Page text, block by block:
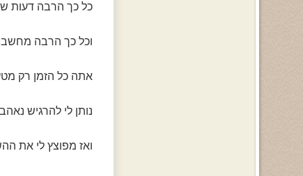
כל כך הרבה דעות
וכל כך הרבה
אתה כל הזמן רק
נותן לי להרגיש
ואז מפוצץ לי את